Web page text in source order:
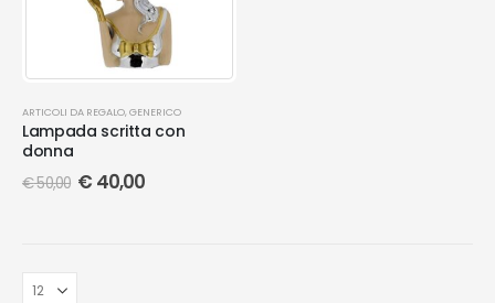
ARTICOLI DA REGALO, GENERICO
Lampada scritta con
donna
€50,00 € 40,00